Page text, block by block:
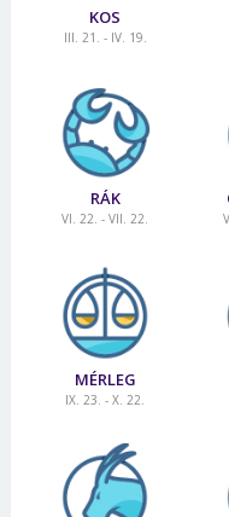
KOS
III. 21. - IV. 19.
RÁK
VI. 22. - VII. 22.
MÉRLEG
IX. 23. - X. 22.